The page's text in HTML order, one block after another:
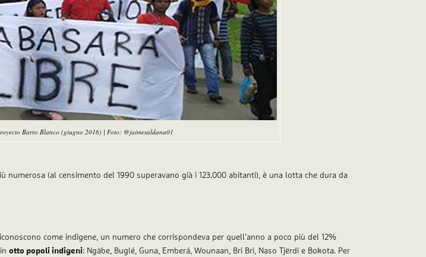
Barro Blanco (giugno 2016) | Foto: @jaimesaldana01
(al censimento del 1990 superavano già i 123.000 abitanti), è una lotta che dura da
come indigene, un numero che corrispondeva per quell’anno a poco più del 12%
inotto popoli indigeni: Ngäbe, Buglé, Guna, Emberá, Wounaan, Bri Bri, Naso Tjërdi e Bokota. Per